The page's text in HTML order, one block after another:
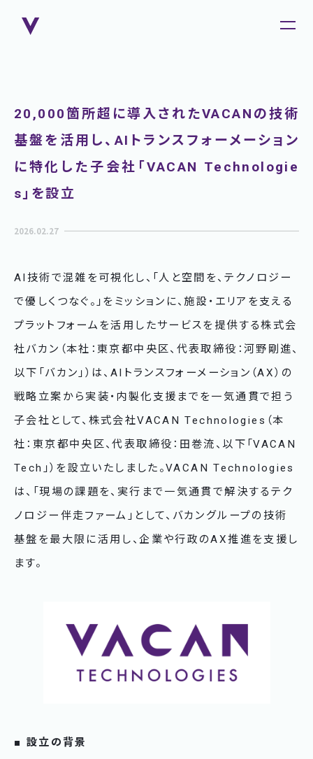
20,000箇所超に導入されたVACANの技術
基盤を活用し、AIトランスフォーメーション
に特化した子会社「VACAN Technologie
s」を設立
2026.02.27
AI技術で混雑を可視化し、「人と空間を、テクノロジー
で優しくつなぐ。」をミッションに、施設・エリアを支える
プラットフォームを活用したサービスを提供する株式会
社バカン（本社：東京都中央区、代表取締役：河野剛進、
以下「バカン」）は、AIトランスフォーメーション（AX）の
戦略立案から実装・内製化支援までを一気通貫で担う
子会社として、株式会社VACAN Technologies（本
社：東京都中央区、代表取締役：田巻流、以下「VACAN
Tech」）を設立いたしました。VACAN Technologies
は、「現場の課題を、実行まで一気通貫で解決するテク
ノロジー伴走ファーム」として、バカングループの技術
基盤を最大限に活用し、企業や行政のAX推進を支援し
ます。
■ 設立の背景